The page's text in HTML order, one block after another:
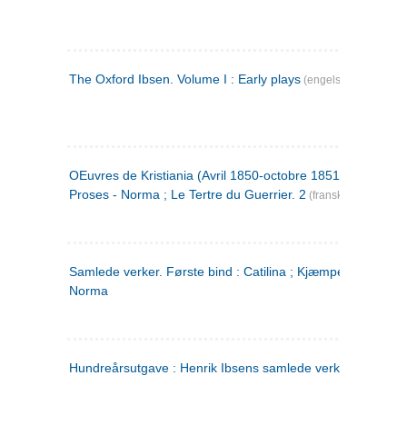
The Oxford Ibsen. Volume I : Early plays (engelsk)
OEuvres de Kristiania (Avril 1850-octobre 1851) : Poèmes
Proses - Norma ; Le Tertre du Guerrier. 2 (fransk)
Samlede verker. Første bind : Catilina ; Kjæmpehøien ;
Norma
Hundreårsutgave : Henrik Ibsens samlede verker. 1